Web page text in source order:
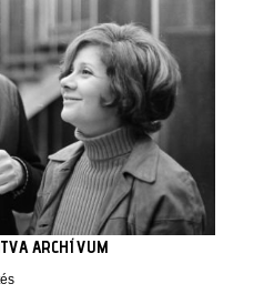
ARCHÍVUM